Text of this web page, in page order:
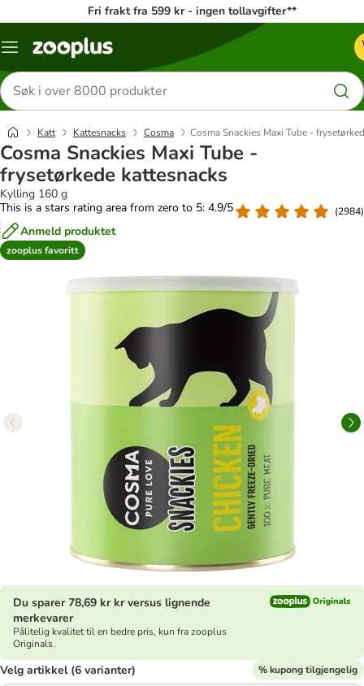
Fri frakt fra 599 kr - ingen tollavgifter**
Katalogmeny
Søk
etter
produkter
Katt Kattesnacks Cosma Cosma Snackies Maxi Tube -
Cosma Snackies Maxi Tube -
frysetørkede kattesnacks
Kylling 160 g
This is a stars rating area from zero to 5: 4.9/5
(2984)
Anmeld produktet
zooplus favoritt
Du sparer 78,69 kr kr versus lignende
merkevarer
Pålitelig kvalitet til en bedre pris, kun fra zooplus
Originals.
Velg artikkel (6 varianter) % kupong tilgjengelig